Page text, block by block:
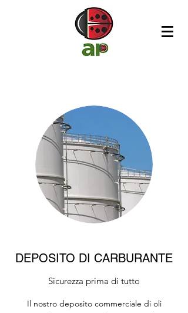
DEPOSITO DI CARBURANTE
Sicurezza prima di tutto
Il nostro deposito commerciale di oli